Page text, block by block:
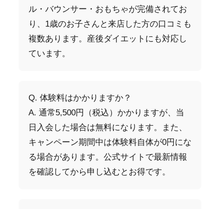
ル・バウンサー・おもちゃが完備されてお
り、1歳のお子さんと来店した方の口コミも
複数あります。産後ダイエットにも対応し
ています。
Q. 体験料はかかりますか？
A. 通常5,500円（税込）かかりますが、当
日入会した場合は無料になります。また、
キャンペーン期間中は体験料自体が0円にな
る場合があります。公式サイトで最新情報
を確認してから申し込むとお得です。